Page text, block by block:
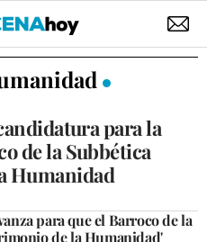
para la
de la Subbética
Humanidad
para que el Barroco de la
de la Humanidad'